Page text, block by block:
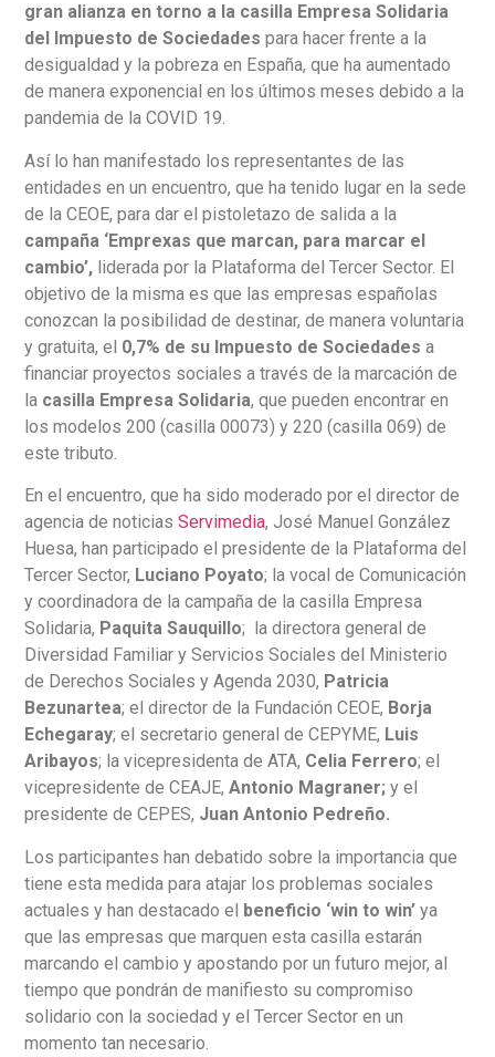
gran alianza en torno a la casilla Empresa Solidaria
del Impuesto de Sociedades para hacer frente a la
desigualdad y la pobreza en España, que ha aumentado
de manera exponencial en los últimos meses debido a la
pandemia de la COVID 19.
Así lo han manifestado los representantes de las
entidades en un encuentro, que ha tenido lugar en la sede
de la CEOE, para dar el pistoletazo de salida a la
campaña ‘Emprexas que marcan, para marcar el
cambio’, liderada por la Plataforma del Tercer Sector. El
objetivo de la misma es que las empresas españolas
conozcan la posibilidad de destinar, de manera voluntaria
y gratuita, el 0,7% de su Impuesto de Sociedades a
financiar proyectos sociales a través de la marcación de
la casilla Empresa Solidaria, que pueden encontrar en
los modelos 200 (casilla 00073) y 220 (casilla 069) de
este tributo.
En el encuentro, que ha sido moderado por el director de
agencia de noticiasServimedia, José Manuel González
Huesa, han participado el presidente de la Plataforma del
Tercer Sector, Luciano Poyato; la vocal de Comunicación
y coordinadora de la campaña de la casilla Empresa
Solidaria, Paquita Sauquillo; la directora general de
Diversidad Familiar y Servicios Sociales del Ministerio
de Derechos Sociales y Agenda 2030, Patricia
Bezunartea; el director de la Fundación CEOE, Borja
Echegaray; el secretario general de CEPYME, Luis
Aribayos; la vicepresidenta de ATA, Celia Ferrero; el
vicepresidente de CEAJE,Antonio Magraner; y el
presidente de CEPES, Juan Antonio Pedreño.
Los participantes han debatido sobre la importancia que
tiene esta medida para atajar los problemas sociales
actuales y han destacado el beneficio ‘win to win’ ya
que las empresas que marquen esta casilla estarán
marcando el cambio y apostando por un futuro mejor, al
tiempo que pondrán de manifiesto su compromiso
solidario con la sociedad y el Tercer Sector en un
momento tan necesario.